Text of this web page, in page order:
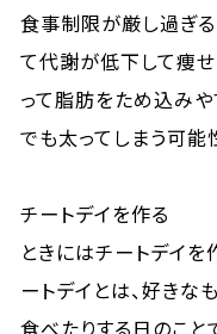
食事制限が厳し過ぎ
て代謝が低下して痩せ
って脂肪をため込みや
でも太ってしまう可能
チートデイを作る
ときにはチートデイを
ートデイとは、好きな
食べたりする日のこと